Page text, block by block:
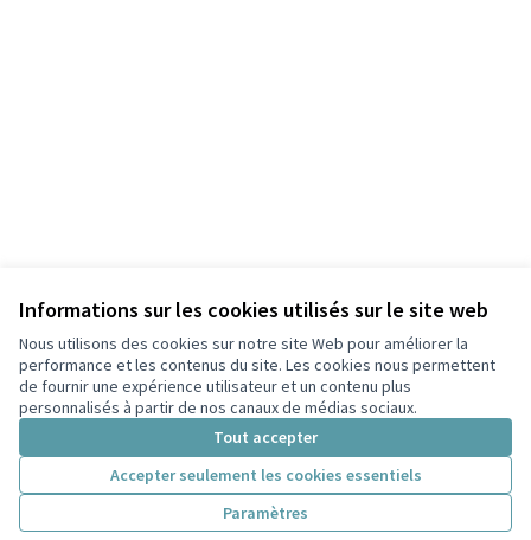
Informations sur les cookies utilisés sur le site web
Nous utilisons des cookies sur notre site Web pour améliorer la
performance et les contenus du site. Les cookies nous permettent
de fournir une expérience utilisateur et un contenu plus
personnalisés à partir de nos canaux de médias sociaux.
Tout accepter
Accepter seulement les cookies essentiels
Paramètres